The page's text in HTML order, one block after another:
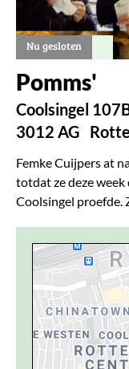
Nu gesloten
Pomms'
Coolsingel
3012 AG
Femke Cuijpers at
totdat ze deze
Coolsingel proefde.